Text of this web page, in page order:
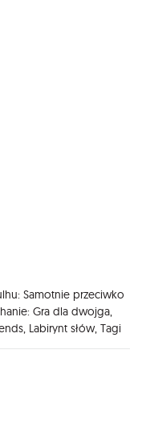
Samotnie przeciwko
Gra dla dwojga,
Labirynt słów, Tagi